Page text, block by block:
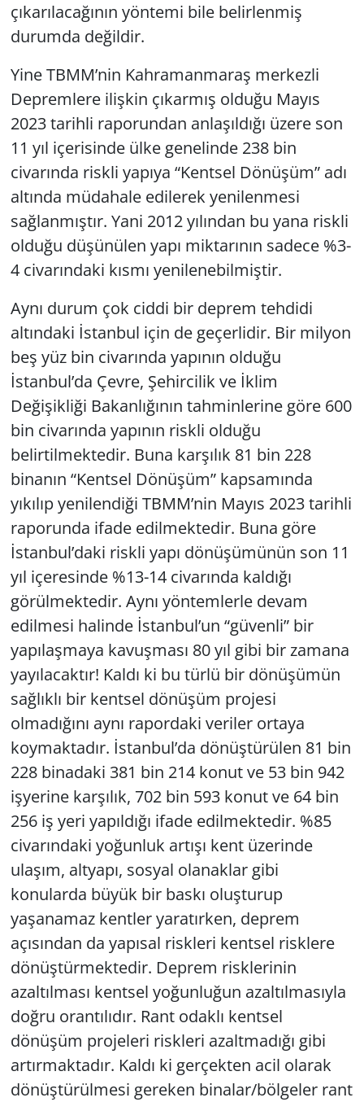
çıkarılacağının yöntemi bile belirlenmiş
durumda değildir.
Yine TBMM’nin Kahramanmaraş merkezli
Depremlere ilişkin çıkarmış olduğu Mayıs
2023 tarihli raporundan anlaşıldığı üzere son
11 yıl içerisinde ülke genelinde 238 bin
civarında riskli yapıya “Kentsel Dönüşüm” adı
altında müdahale edilerek yenilenmesi
sağlanmıştır. Yani 2012 yılından bu yana riskli
olduğu düşünülen yapı miktarının sadece %3-
4 civarındaki kısmı yenilenebilmiştir.
Aynı durum çok ciddi bir deprem tehdidi
altındaki İstanbul için de geçerlidir. Bir milyon
beş yüz bin civarında yapının olduğu
İstanbul’da Çevre, Şehircilik ve İklim
Değişikliği Bakanlığının tahminlerine göre 600
bin civarında yapının riskli olduğu
belirtilmektedir. Buna karşılık 81 bin 228
binanın “Kentsel Dönüşüm” kapsamında
yıkılıp yenilendiği TBMM’nin Mayıs 2023 tarihli
raporunda ifade edilmektedir. Buna göre
İstanbul’daki riskli yapı dönüşümünün son 11
yıl içeresinde %13-14 civarında kaldığı
görülmektedir. Aynı yöntemlerle devam
edilmesi halinde İstanbul’un “güvenli” bir
yapılaşmaya kavuşması 80 yıl gibi bir zamana
yayılacaktır! Kaldı ki bu türlü bir dönüşümün
sağlıklı bir kentsel dönüşüm projesi
olmadığını aynı rapordaki veriler ortaya
koymaktadır. İstanbul’da dönüştürülen 81 bin
228 binadaki 381 bin 214 konut ve 53 bin 942
işyerine karşılık, 702 bin 593 konut ve 64 bin
256 iş yeri yapıldığı ifade edilmektedir. %85
civarındaki yoğunluk artışı kent üzerinde
ulaşım, altyapı, sosyal olanaklar gibi
konularda büyük bir baskı oluşturup
yaşanamaz kentler yaratırken, deprem
açısından da yapısal riskleri kentsel risklere
dönüştürmektedir. Deprem risklerinin
azaltılması kentsel yoğunluğun azaltılmasıyla
doğru orantılıdır. Rant odaklı kentsel
dönüşüm projeleri riskleri azaltmadığı gibi
artırmaktadır. Kaldı ki gerçekten acil olarak
dönüştürülmesi gereken binalar/bölgeler rant